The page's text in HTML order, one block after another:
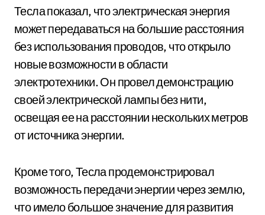
Тесла показал, что электрическая энергия
может передаваться на большие расстояния
без использования проводов, что открыло
новые возможности в области
электротехники. Он провел демонстрацию
своей электрической лампы без нити,
освещая ее на расстоянии нескольких метров
от источника энергии.
Кроме того, Тесла продемонстрировал
возможность передачи энергии через землю,
что имело большое значение для развития